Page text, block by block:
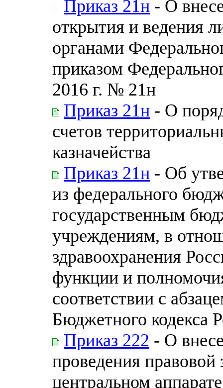
Приказ 21н - О
открытия и ведения
органами
приказом
2016 г. № 21н
Приказ 21н - О
счетов
казначейства
Приказ 21н - Об
из федерального
государственным
учреждениям, в
здравоохранения
функции и
соответствии с
Бюджетного кодекса
Приказ 222 - О
проведения правовой
центральном